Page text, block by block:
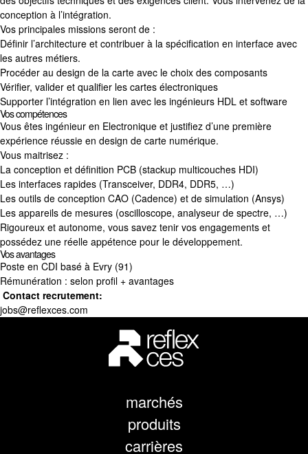
conception à l’intégration.
Vos principales missions seront de :
Définir l’architecture et contribuer à la spécification en interface avec
les autres métiers.
Procéder au design de la carte avec le choix des composants
Vérifier, valider et qualifier les cartes électroniques
Supporter l’intégration en lien avec les ingénieurs HDL et software
Vos compétences
Vous êtes ingénieur en Electronique et justifiez d’une première
expérience réussie en design de carte numérique.
Vous maitrisez :
La conception et définition PCB (stackup multicouches HDI)
Les interfaces rapides (Transceiver, DDR4, DDR5, …)
Les outils de conception CAO (Cadence) et de simulation (Ansys)
Les appareils de mesures (oscilloscope, analyseur de spectre, …)
Rigoureux et autonome, vous savez tenir vos engagements et
possédez une réelle appétence pour le développement.
Vos avantages
Poste en CDI basé à Evry (91)
Rémunération : selon profil + avantages
Contact recrutement:
jobs@reflexces.com
marchés
produits
carrières